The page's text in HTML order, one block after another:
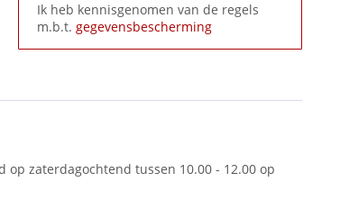
Ik heb kennisgenomen van de regels
m.b.t. gegevensbescherming
zaterdagochtend tussen 10.00 - 12.00 op